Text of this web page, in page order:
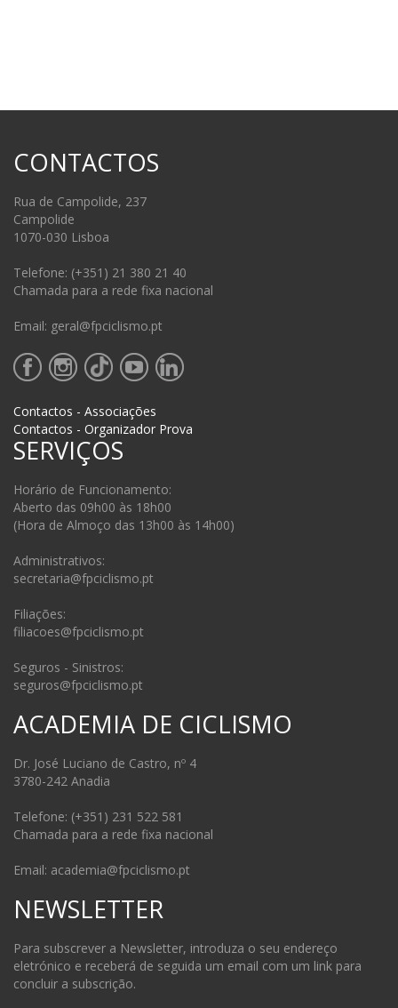
CONTACTOS
Rua de Campolide, 237
Campolide
1070-030 Lisboa
Telefone: (+351) 21 380 21 40
Chamada para a rede fixa nacional
Email: geral@fpciclismo.pt
Contactos - Associações
Contactos - Organizador Prova
SERVIÇOS
Horário de Funcionamento:
Aberto das 09h00 às 18h00
(Hora de Almoço das 13h00 às 14h00)
Administrativos:
secretaria@fpciclismo.pt
Filiações:
filiacoes@fpciclismo.pt
Seguros - Sinistros:
seguros@fpciclismo.pt
ACADEMIA DE CICLISMO
Dr. José Luciano de Castro, nº 4
3780-242 Anadia
Telefone: (+351) 231 522 581
Chamada para a rede fixa nacional
Email: academia@fpciclismo.pt
NEWSLETTER
Para subscrever a Newsletter, introduza o seu endereço
eletrónico e receberá de seguida um email com um link para
concluir a subscrição.